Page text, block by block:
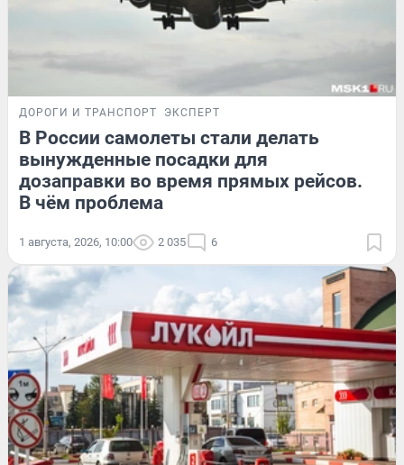
ДОРОГИ И ТРАНСПОРТ ЭКСПЕРТ
В России самолеты стали делать
вынужденные посадки для
дозаправки во время прямых рейсов.
В чём проблема
1 августа, 2026, 10:00 2 035 6